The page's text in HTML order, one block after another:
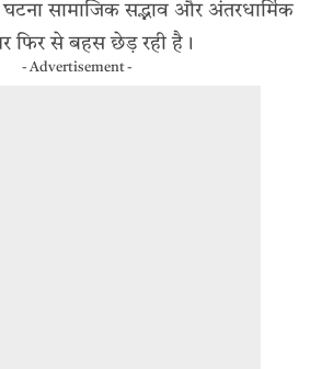
सामाजिक सद्भाव और अंतरधार्मिक
फिर से बहस छेड़ रही है।
- Advertisement -